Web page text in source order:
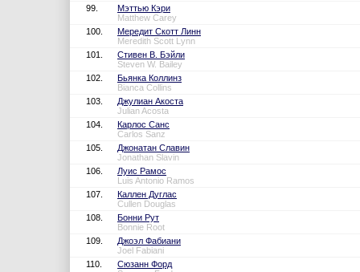
99.
Мэттью Кэри
Matthew Carey
100.
Мередит Скотт Линн
Meredith Scott Lynn
101.
Стивен В. Бэйли
Steven W. Bailey
102.
Бьянка Коллинз
Bianca Collins
103.
Джулиан Акоста
Julian Acosta
104.
Карлос Санс
Carlos Sanz
105.
Джонатан Славин
Jonathan Slavin
106.
Луис Рамос
Luis Antonio Ramos
107.
Каллен Дуглас
Cullen Douglas
108.
Бонни Рут
Bonnie Root
109.
Джоэл Фабиани
Joel Fabiani
110.
Сюзанн Форд